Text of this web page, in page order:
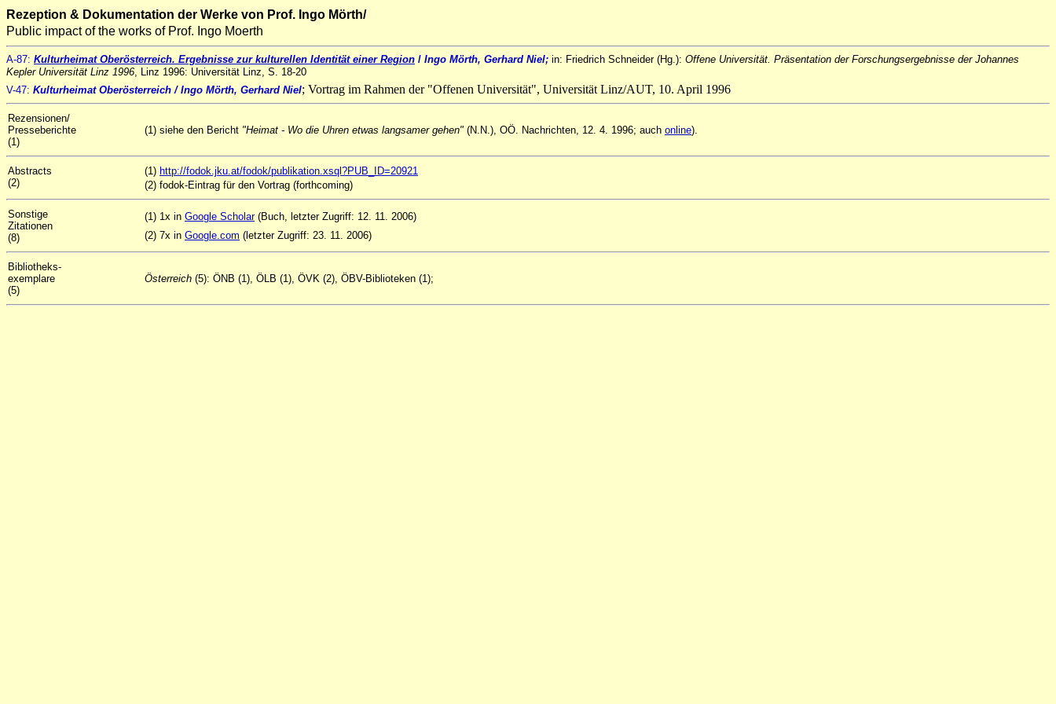
Rezeption & Dokumentation der Werke von Prof. Ingo Mörth/
Public impact of the works of Prof. Ingo Moerth
A-87: Kulturheimat Oberösterreich. Ergebnisse zur kulturellen Identität einer Region / Ingo Mörth, Gerhard Niel; in: Friedrich Schneider (Hg.): Offene Universität. Präsentation der Forschungsergebnisse der Johannes
Kepler Universität Linz 1996, Linz 1996: Universität Linz, S. 18-20
V-47: Kulturheimat Oberösterreich / Ingo Mörth, Gerhard Niel; Vortrag im Rahmen der "Offenen Universität", Universität Linz/AUT, 10. April 1996
Rezensionen/
Presseberichte
(1)
(1) siehe den Bericht "Heimat - Wo die Uhren etwas langsamer gehen" (N.N.), OÖ. Nachrichten, 12. 4. 1996; auch online).
Abstracts
(2)
(1) http://fodok.jku.at/fodok/publikation.xsql?PUB_ID=20921
(2) fodok-Eintrag für den Vortrag (forthcoming)
Sonstige
Zitationen
(8)
(1) 1x in Google Scholar(Buch, letzter Zugriff: 12. 11. 2006)
(2) 7x in Google.com (letzter Zugriff: 23. 11. 2006)
Bibliotheks-
exemplare
(5)
Österreich (5): ÖNB (1), ÖLB (1), ÖVK (2), ÖBV-Biblioteken (1);